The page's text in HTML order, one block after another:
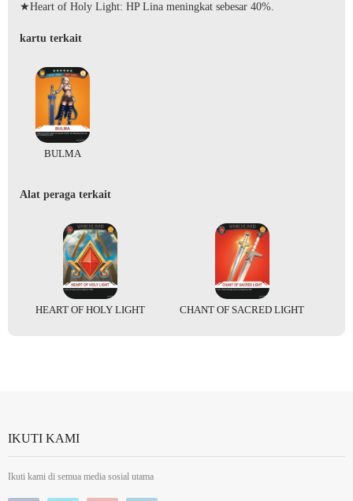
★Heart of Holy Light: HP Lina meningkat sebesar 40%.
kartu terkait
BULMA
Alat peraga terkait
HEART OF HOLY LIGHT CHANT OF SACRED LIGHT
IKUTI KAMI
Ikuti kami di semua media sosial utama